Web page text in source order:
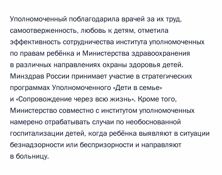
Уполномоченный поблагодарила врачей за их труд,
самоотверженность, любовь к детям, отметила
эффективность сотрудничества института уполномоченных
по правам ребёнка и Министерства здравоохранения
в различных направлениях охраны здоровья детей.
Минздрав России принимает участие в стратегических
программах Уполномоченного «Дети в семье»
и «Сопровождение через всю жизнь». Кроме того,
Министерство совместно с институтом уполномоченных
намерено отрабатывать случаи по необоснованной
госпитализации детей, когда ребёнка выявляют в ситуации
безнадзорности или беспризорности и направляют
в больницу.